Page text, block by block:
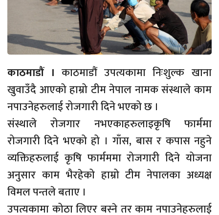
काठमाडौं । काठमाडौं उपत्यकामा निःशुल्क खाना
खुवाउँदै आएको हाम्रो टीम नेपाल नामक संस्थाले काम
नपाउनेहरुलाई रोजगारी दिने भएको छ ।
संस्थाले रोजगार नभएकाहरुलाइकृषि फार्ममा
रोजगारी दिने भएको हो । गाँस, बास र कपास नहुने
व्यक्तिहरुलाई कृषि फार्मममा रोजगारी दिने योजना
अनुसार काम भैरहेको हाम्रो टीम नेपालका अध्यक्ष
विमल पन्तले बताए ।
उपत्यकामा कोठा लिएर बस्ने तर काम नपाउनेहरुलाई